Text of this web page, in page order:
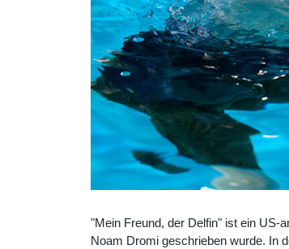
"Mein Freund, der Delfin" ist ein US-
Noam Dromi geschrieben wurde. In